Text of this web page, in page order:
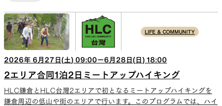
LIFE & COMMUNITY
2026年 6 月 27 日(土) 09:00ー6 月 28 日( 日 ) 18:00
2エリア合同1泊2日ミートアップハイキング
HLC鎌倉とHLC台灣2エリアで初となるミートアップハイキングを
鎌倉周辺の低山や街のエリアで行います。このプログラムでは、ハイ